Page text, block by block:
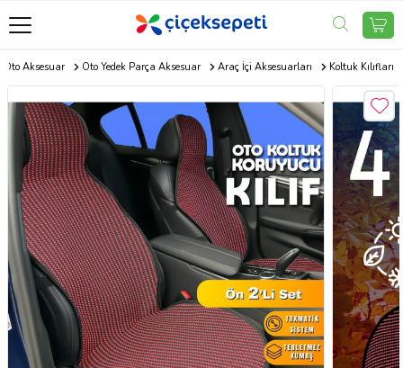
Oto Aksesuar Oto Yedek Parça Aksesuar Araç İçi Aksesuarları Koltuk Kılıfları